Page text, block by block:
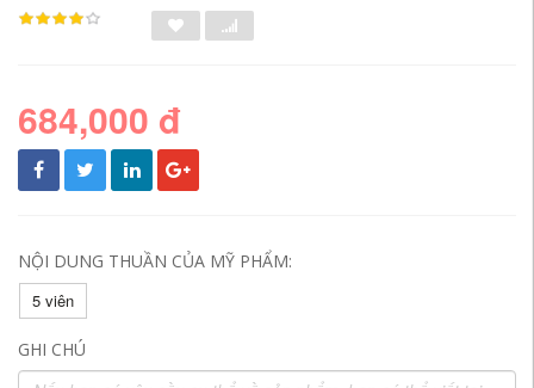
684,000 đ
NỘI DUNG THUẦN CỦA MỸ PHẨM:
5 viên
GHI CHÚ